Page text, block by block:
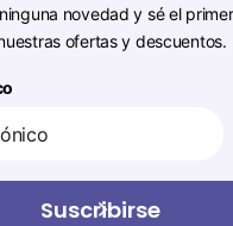
novedad y sé el
ofertas y descuentos.
Suscribirse